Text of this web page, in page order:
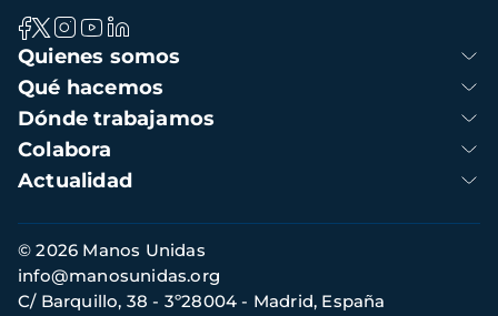
Navegación
principal
Quienes somos
Qué hacemos
Dónde trabajamos
Colabora
Actualidad
Información
de
contacto
© 2026 Manos Unidas
C/ Barquillo, 38 - 3º28004 - Madrid, España
info@manosunidas.org